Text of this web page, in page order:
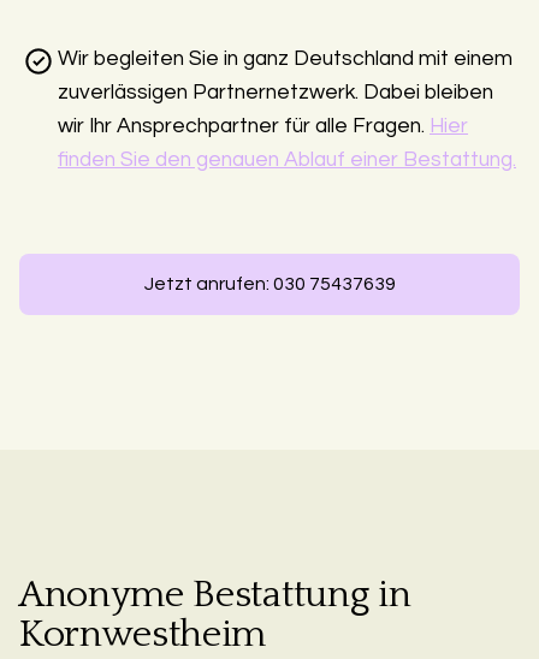
Wir begleiten Sie in ganz Deutschland mit einem
zuverlässigen Partnernetzwerk. Dabei bleiben
wir Ihr Ansprechpartner für alle Fragen. Hier
finden Sie den genauen Ablauf einer Bestattung.
Jetzt anrufen: 030 75437639
Anonyme Bestattung in
Kornwestheim